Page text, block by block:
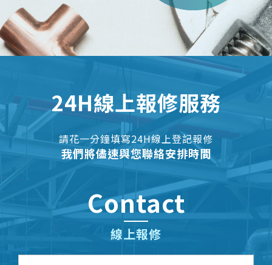
24H線上報修服務
請花一分鐘填寫24H線上登記報修
我們將儘速與您聯絡安排時間
Contact
線上報修